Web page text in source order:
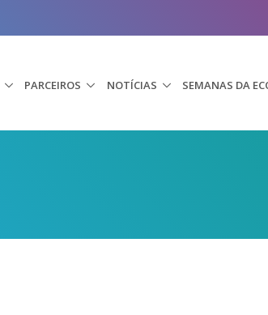
PARCEIROS NOTÍCIAS SEMANAS DA